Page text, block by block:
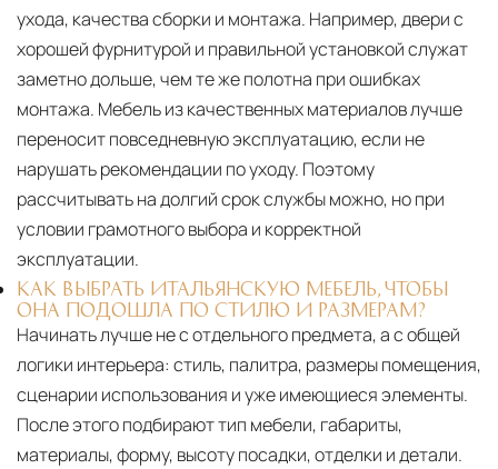
ухода, качества сборки и монтажа. Например, двери с
хорошей фурнитурой и правильной установкой служат
заметно дольше, чем те же полотна при ошибках
монтажа. Мебель из качественных материалов лучше
переносит повседневную эксплуатацию, если не
нарушать рекомендации по уходу. Поэтому
рассчитывать на долгий срок службы можно, но при
условии грамотного выбора и корректной
эксплуатации.
КАК ВЫБРАТЬ ИТАЛЬЯНСКУЮ МЕБЕЛЬ, ЧТОБЫ
ОНА ПОДОШЛА ПО СТИЛЮ И РАЗМЕРАМ?
Начинать лучше не с отдельного предмета, а с общей
логики интерьера: стиль, палитра, размеры помещения,
сценарии использования и уже имеющиеся элементы.
После этого подбирают тип мебели, габариты,
материалы, форму, высоту посадки, отделки и детали.